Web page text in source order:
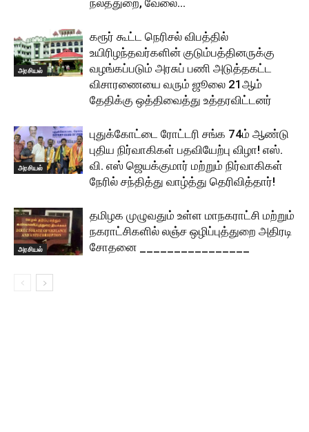
நலத்துறை, வேலை...
அரசியல்
கரூர் கூட்ட நெரிசல் விபத்தில்
உயிரிழந்தவர்களின் குடும்பத்தினருக்கு
வழங்கப்படும் அரசுப் பணி அடுத்தகட்ட
விசாரணையை வரும் ஜூலை 21ஆம்
தேதிக்கு ஒத்திவைத்து உத்தரவிட்டனர்
அரசியல்
புதுக்கோட்டை ரோட்டரி சங்க 74ம் ஆண்டு
புதிய நிர்வாகிகள் பதவியேற்பு விழா! எஸ்.
வி. எஸ் ஜெயக்குமார் மற்றும் நிர்வாகிகள்
நேரில் சந்தித்து வாழ்த்து தெரிவித்தார்!
அரசியல்
தமிழக முழுவதும் உள்ள மாநகராட்சி மற்றும்
நகராட்சிகளில் லஞ்ச ஒழிப்புத்துறை அதிரடி
சோதனை ________________